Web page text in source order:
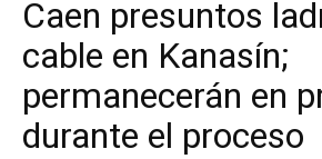
Caen presuntos
cable en Kanasín;
permanecerán en
durante el proceso